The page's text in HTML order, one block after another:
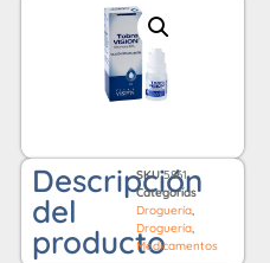
Descripción
del
producto
SKU5861
Categorías
Droguería
Droguería
Medicamentos